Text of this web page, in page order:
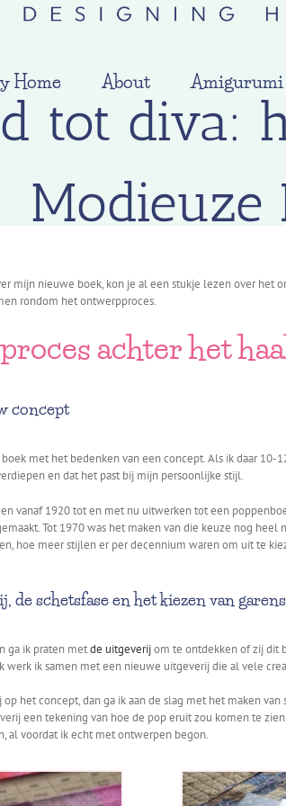
Home About Amigurumi
tot diva:
Modieuze
mijn nieuwe boek, kon je al een stukje lezen over het
rondom het ontwerpproces.
achter het
concept
met het bedenken van een concept. Als ik daar
en dat het past bij mijn persoonlijke stijl.
vanaf 1920 tot en met nu uitwerken tot een
Tot 1970 was het maken van die keuze nog
hoe meer stijlen er per decennium waren om uit te
de schetsfase en het kiezen van garens
ga ik praten metde uitgeverijom te ontdekken of zij dit
werk ik samen met een nieuwe uitgeverij die al vele
het concept, dan ga ik aan de slag met het maken
een tekening van hoe de pop eruit zou komen te
al voordat ik echt met ontwerpen begon.